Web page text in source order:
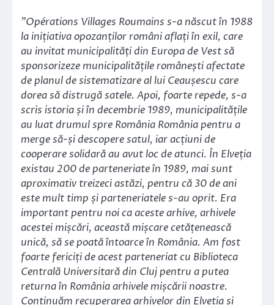
”Opérations Villages Roumains s-a născut în 1988
la inițiativa opozanților români aflați în exil, care
au invitat municipalități din Europa de Vest să
sponsorizeze municipalitățile românești afectate
de planul de sistematizare al lui Ceaușescu care
dorea să distrugă satele. Apoi, foarte repede, s-a
scris istoria și în decembrie 1989, municipalitățile
au luat drumul spre România România pentru a
merge să-și descopere satul, iar acțiuni de
cooperare solidară au avut loc de atunci. În Elveția
existau 200 de parteneriate în 1989, mai sunt
aproximativ treizeci astăzi, pentru că 30 de ani
este mult timp și parteneriatele s-au oprit. Era
important pentru noi ca aceste arhive, arhivele
acestei mișcări, această mișcare cetățenească
unică, să se poată întoarce în România. Am fost
foarte fericiți de acest parteneriat cu Biblioteca
Centrală Universitară din Cluj pentru a putea
returna în România arhivele mișcării noastre.
Continuăm recuperarea arhivelor din Elveția și